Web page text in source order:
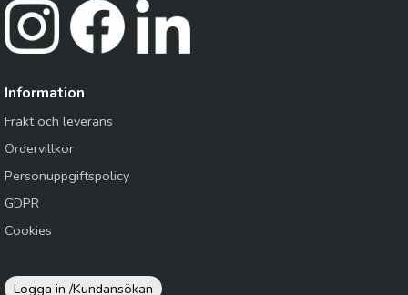
Information
Frakt och leverans
Ordervillkor
Personuppgiftspolicy
GDPR
Cookies
Logga in /Kundansökan